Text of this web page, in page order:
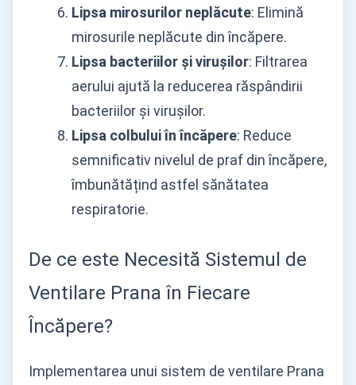
Lipsa mirosurilor neplăcute: Elimină
mirosurile neplăcute din încăpere.
Lipsa bacteriilor și virușilor: Filtrarea
aerului ajută la reducerea răspândirii
bacteriilor și virușilor.
Lipsa colbului în încăpere: Reduce
semnificativ nivelul de praf din încăpere,
îmbunătățind astfel sănătatea
respiratorie.
De ce este Necesită Sistemul de
Ventilare Prana în Fiecare
Încăpere?
Implementarea unui sistem de ventilare Prana